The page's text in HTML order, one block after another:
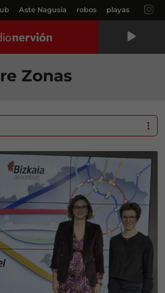
Aste Nagusia robos playas
Zonas